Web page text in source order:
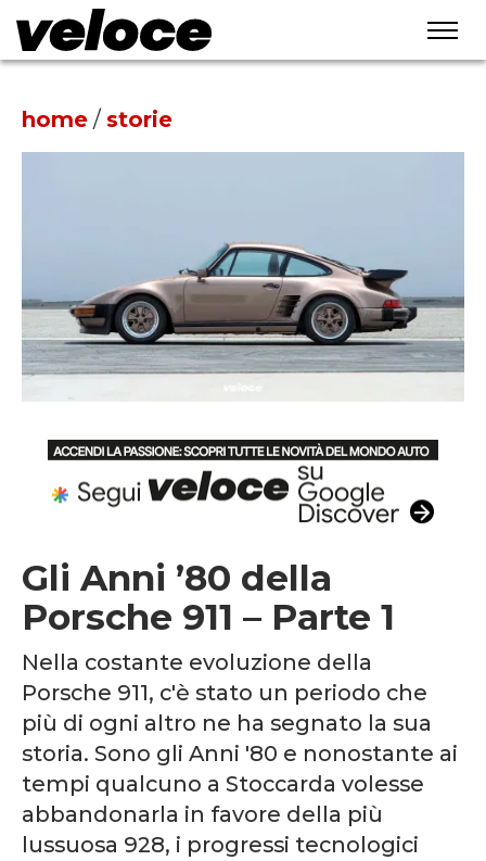
home / storie
Gli Anni ’80 della
Porsche 911 – Parte 1
Nella costante evoluzione della
Porsche 911, c'è stato un periodo che
più di ogni altro ne ha segnato la sua
storia. Sono gli Anni '80 e nonostante ai
tempi qualcuno a Stoccarda volesse
abbandonarla in favore della più
lussuosa 928, i progressi tecnologici